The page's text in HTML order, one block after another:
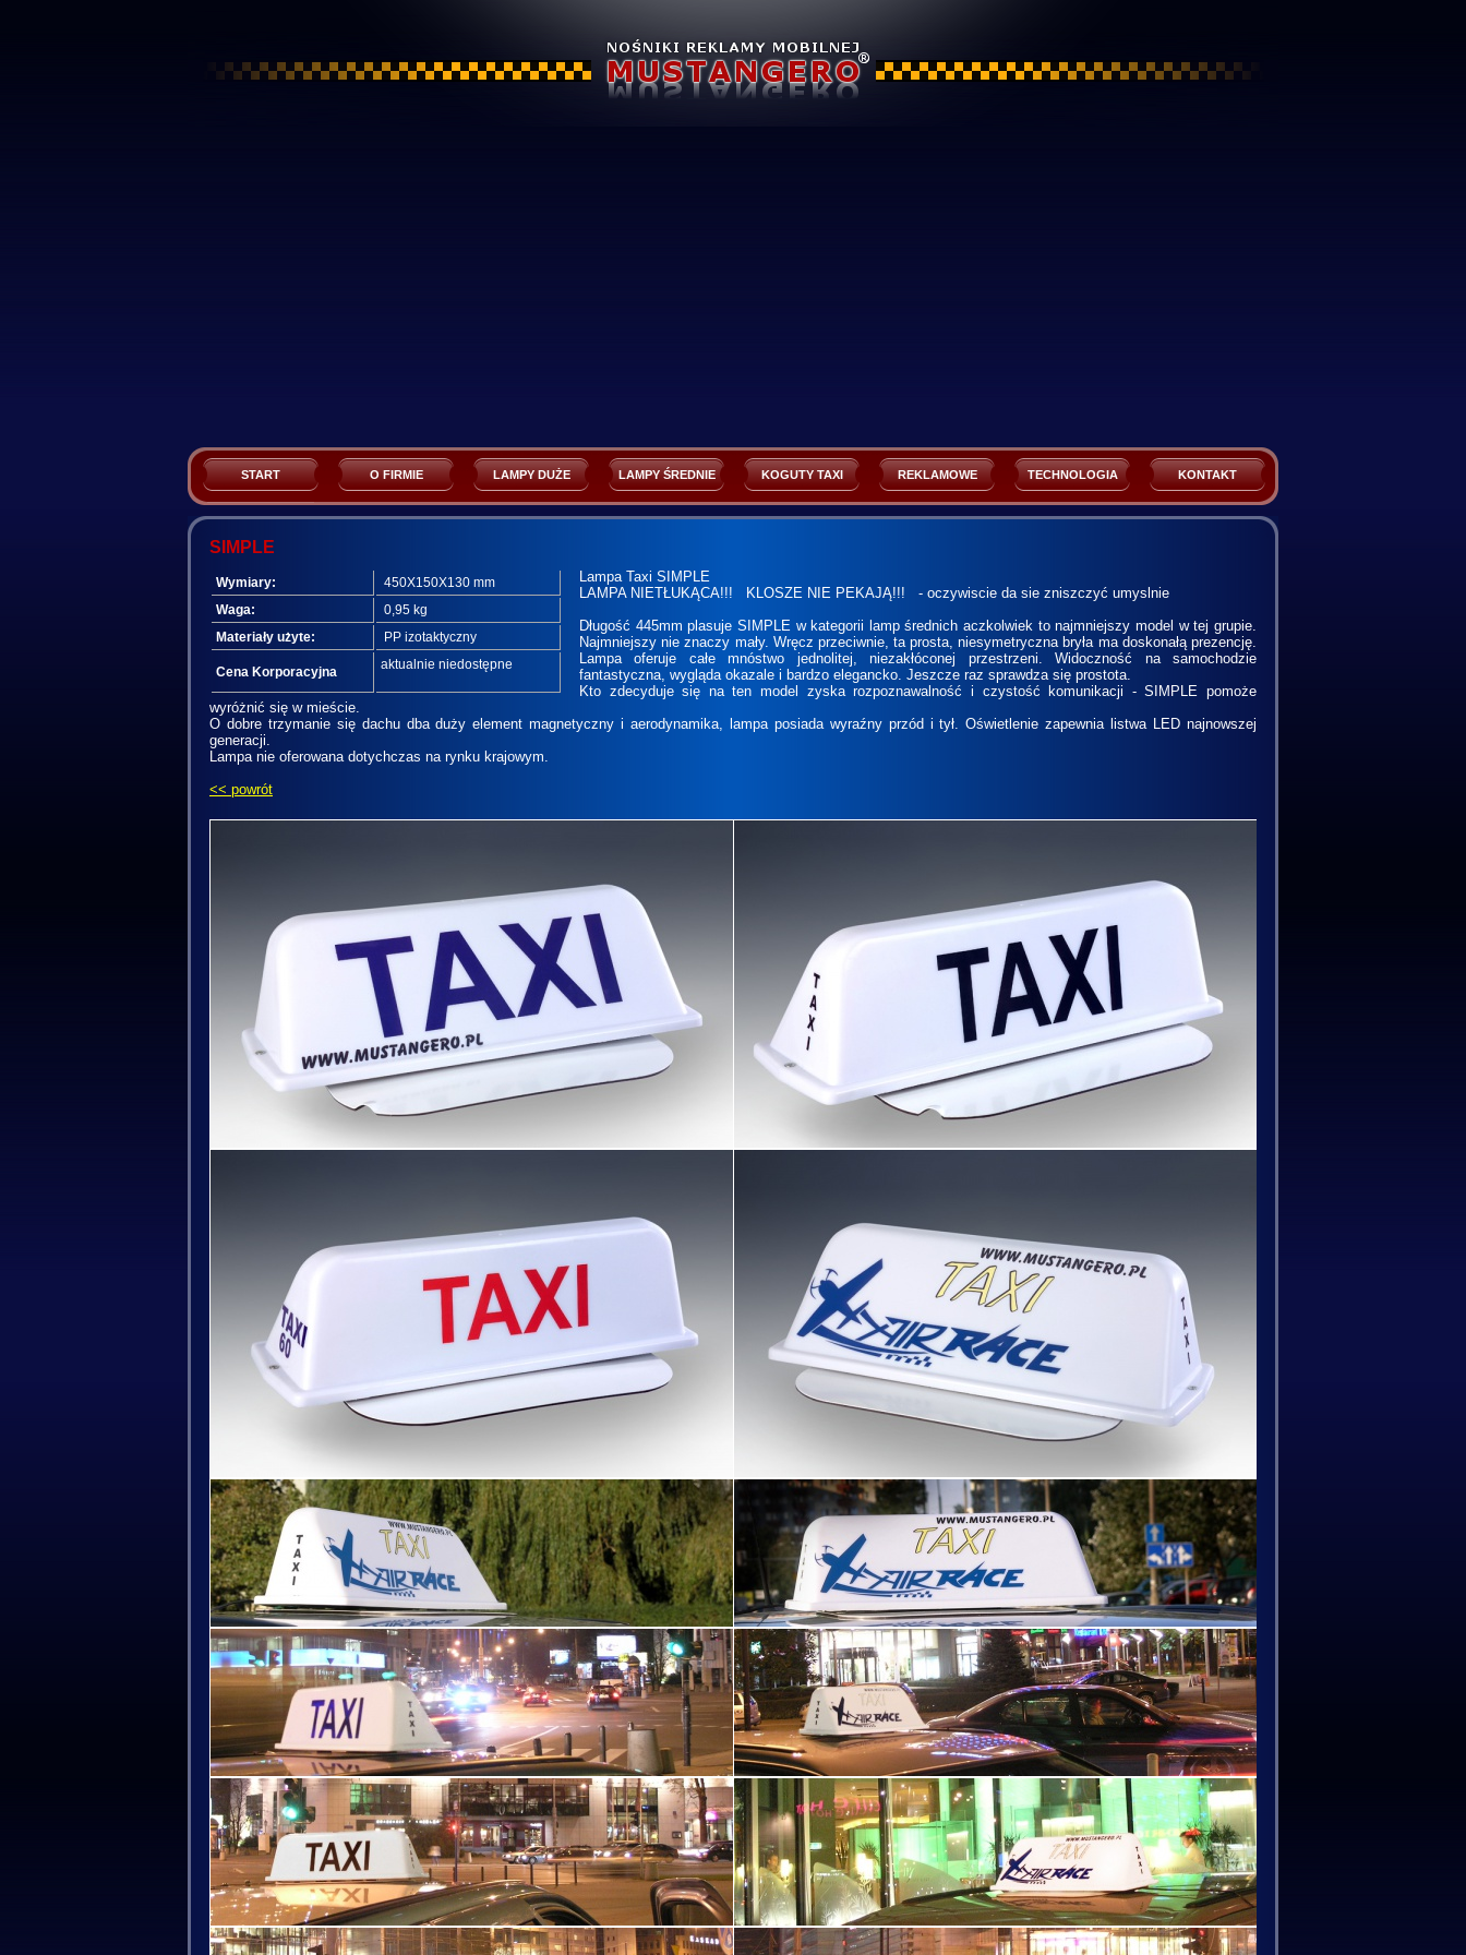
START O FIRMIE LAMPY DUŻE LAMPY ŚREDNIE KOGUTY TAXI REKLAMOWE TECHNOLOGIA KONTAKT
SIMPLE
Wymiary:
450X150X130 mm
Waga:
0,95 kg
Materiały użyte:
PP izotaktyczny
Cena Korporacyjna aktualnie niedostępne
Lampa Taxi SIMPLE
LAMPA NIETŁUKĄCA!!! KLOSZE NIE PEKAJĄ!!! - oczywiscie da sie zniszczyć umyslnie
Długość 445mm plasuje SIMPLE w kategorii lamp średnich aczkolwiek to najmniejszy model w tej grupie.
Najmniejszy nie znaczy mały. Wręcz przeciwnie, ta prosta, niesymetryczna bryła ma doskonałą prezencję.
Lampa oferuje całe mnóstwo jednolitej, niezakłóconej przestrzeni. Widoczność na samochodzie
fantastyczna, wygląda okazale i bardzo elegancko. Jeszcze raz sprawdza się prostota.
Kto zdecyduje się na ten model zyska rozpoznawalność i czystość komunikacji - SIMPLE pomoże
wyróżnić się w mieście.
O dobre trzymanie się dachu dba duży element magnetyczny i aerodynamika, lampa posiada wyraźny przód i tył. Oświetlenie zapewnia listwa LED najnowszej
generacji.
Lampa nie oferowana dotychczas na rynku krajowym.
<< powrót